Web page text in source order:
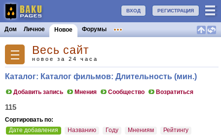
РЕГИСТРАЦИЯ
ВХОД
Дом Личное Новое Форумы
Весь сайт
новое за 24 часа
Каталог: Каталог фильмов: Длительность (мин.)
Добавить запись Мнения Сообщество Возратиться
115
Сортировать по:
Дате добавления
Названию Году Мнениям Рейтингу